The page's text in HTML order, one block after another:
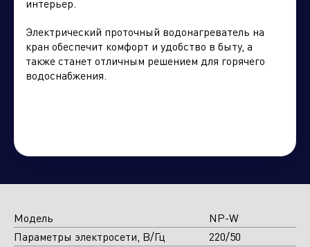
Нажимая кнопку "отправить", вы соглашаетесь
интерьер.
Электрический проточный водонагреватель на
кран обеспечит комфорт и удобство в быту, а
также станет отличным решением для горячего
водоснабжения.
Модель
NP-W
Параметры электросети, В/Гц
220/50